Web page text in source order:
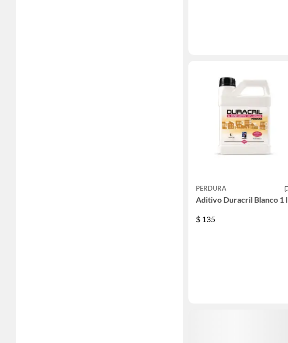
PERDURA
Aditivo Duracril Blanco 1 l
$ 135